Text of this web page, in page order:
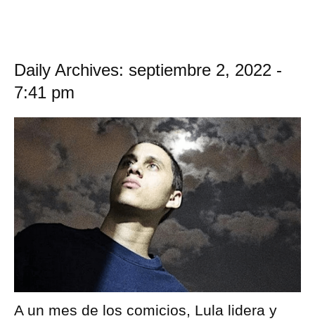
Daily Archives: septiembre 2, 2022 -
7:41 pm
A un mes de los comicios, Lula lidera y